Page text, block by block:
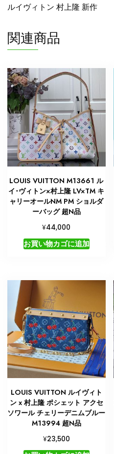
い
ルイヴィトン 村上隆 新作
関連商品
LOUIS VUITTON M13661 ル
イ･ヴィトン×村上隆 LV×TM キ
ャリーオールNM PM ショルダ
ーバッグ 超N品
¥44,000
お買い物カゴに追加
LOUIS VUITTON ルイヴィト
ン x 村上隆 ポシェット アクセ
ソワール チェリーデニムブルー
M13994 超N品
¥23,500